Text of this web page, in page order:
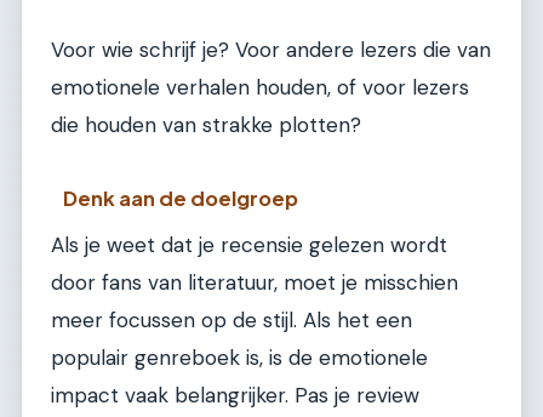
Voor wie schrijf je? Voor andere lezers die van
emotionele verhalen houden, of voor lezers
die houden van strakke plotten?
Denk aan de doelgroep
Als je weet dat je recensie gelezen wordt
door fans van literatuur, moet je misschien
meer focussen op de stijl. Als het een
populair genreboek is, is de emotionele
impact vaak belangrijker. Pas je review